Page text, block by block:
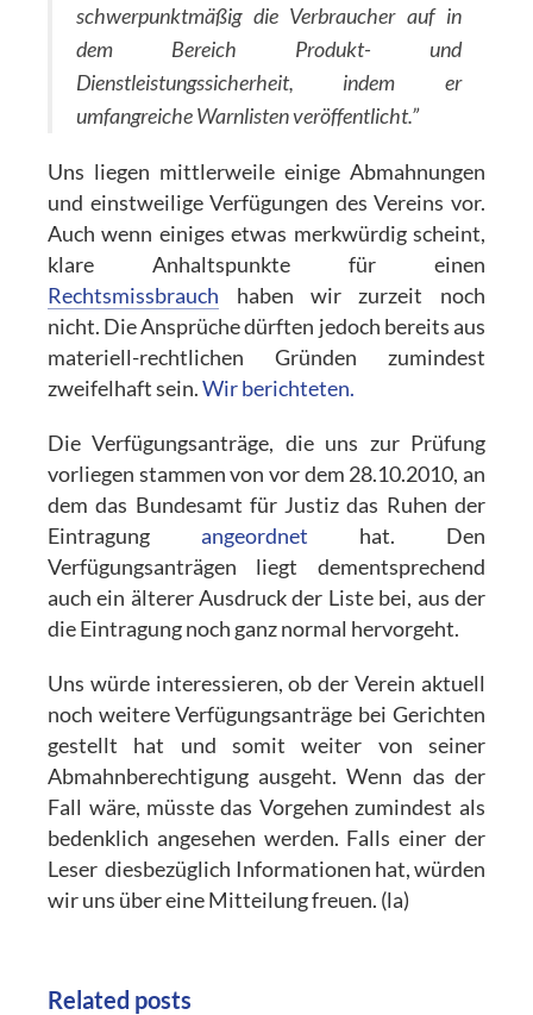
schwerpunktmäßig die Verbraucher auf in
dem Bereich Produkt- und
Dienstleistungssicherheit, indem er
umfangreiche Warnlisten veröffentlicht.”
Uns liegen mittlerweile einige Abmahnungen
und einstweilige Verfügungen des Vereins vor.
Auch wenn einiges etwas merkwürdig scheint,
klare Anhaltspunkte für einen
Rechtsmissbrauch haben wir zurzeit noch
nicht. Die Ansprüche dürften jedoch bereits aus
materiell-rechtlichen Gründen zumindest
zweifelhaft sein.Wir berichteten.
Die Verfügungsanträge, die uns zur Prüfung
vorliegen stammen von vor dem 28.10.2010, an
dem das Bundesamt für Justiz das Ruhen der
Eintragungangeordnet hat. Den
Verfügungsanträgen liegt dementsprechend
auch ein älterer Ausdruck der Liste bei, aus der
die Eintragung noch ganz normal hervorgeht.
Uns würde interessieren, ob der Verein aktuell
noch weitere Verfügungsanträge bei Gerichten
gestellt hat und somit weiter von seiner
Abmahnberechtigung ausgeht. Wenn das der
Fall wäre, müsste das Vorgehen zumindest als
bedenklich angesehen werden. Falls einer der
Leser diesbezüglich Informationen hat, würden
wir uns über eine Mitteilung freuen. (la)
Related posts